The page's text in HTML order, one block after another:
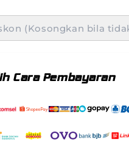
Cara Pembayaran